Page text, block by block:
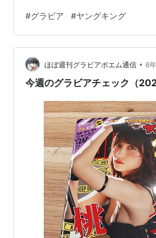
のトキメキ♪ 竹内花 デジタル写真
(ヤングキング) 作者:竹内花 少年
ジタル写真集 麗らかな君 (ヤング
写真集 麗らかな君 (ヤングキング)
#グラビア #ヤングキング
ほぼ週刊グラビアポエム通信 • 6
今週のグラビアチェック（